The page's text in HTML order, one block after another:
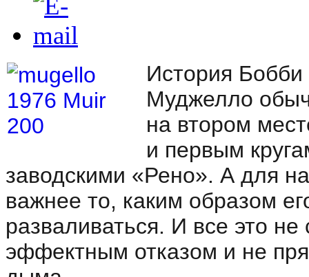
История
Муджелло
на втором
и первым
заводскими «Рено». А для
важнее то, каким образом
разваливаться. И все это
эффектным отказом и не